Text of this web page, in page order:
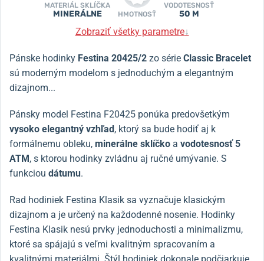
MATERIÁL SKLÍČKA
MINERÁLNE HMOTNOSŤ
VODOTESNOSŤ
50 M
Zobraziť všetky parametre↓
Pánske hodinky Festina 20425/2 zo série Classic Bracelet
sú moderným modelom s jednoduchým a elegantným
dizajnom...
Pánsky model Festina F20425 ponúka predovšetkým
vysoko elegantný vzhľad, ktorý sa bude hodiť aj k
formálnemu obleku, minerálne sklíčko a vodotesnosť 5
ATM, s ktorou hodinky zvládnu aj ručné umývanie. S
funkciou dátumu.
Rad hodiniek Festina Klasik sa vyznačuje klasickým
dizajnom a je určený na každodenné nosenie. Hodinky
Festina Klasik nesú prvky jednoduchosti a minimalizmu,
ktoré sa spájajú s veľmi kvalitným spracovaním a